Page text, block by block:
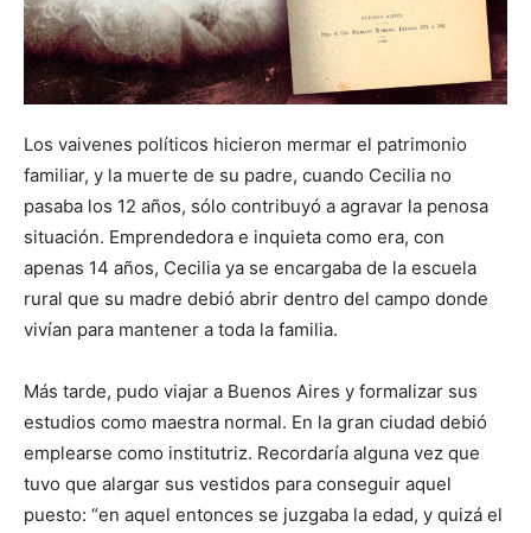
Los vaivenes políticos hicieron mermar el patrimonio
familiar, y la muerte de su padre, cuando Cecilia no
pasaba los 12 años, sólo contribuyó a agravar la penosa
situación. Emprendedora e inquieta como era, con
apenas 14 años, Cecilia ya se encargaba de la escuela
rural que su madre debió abrir dentro del campo donde
vivían para mantener a toda la familia.
Más tarde, pudo viajar a Buenos Aires y formalizar sus
estudios como maestra normal. En la gran ciudad debió
emplearse como institutriz. Recordaría alguna vez que
tuvo que alargar sus vestidos para conseguir aquel
puesto: “en aquel entonces se juzgaba la edad, y quizá el